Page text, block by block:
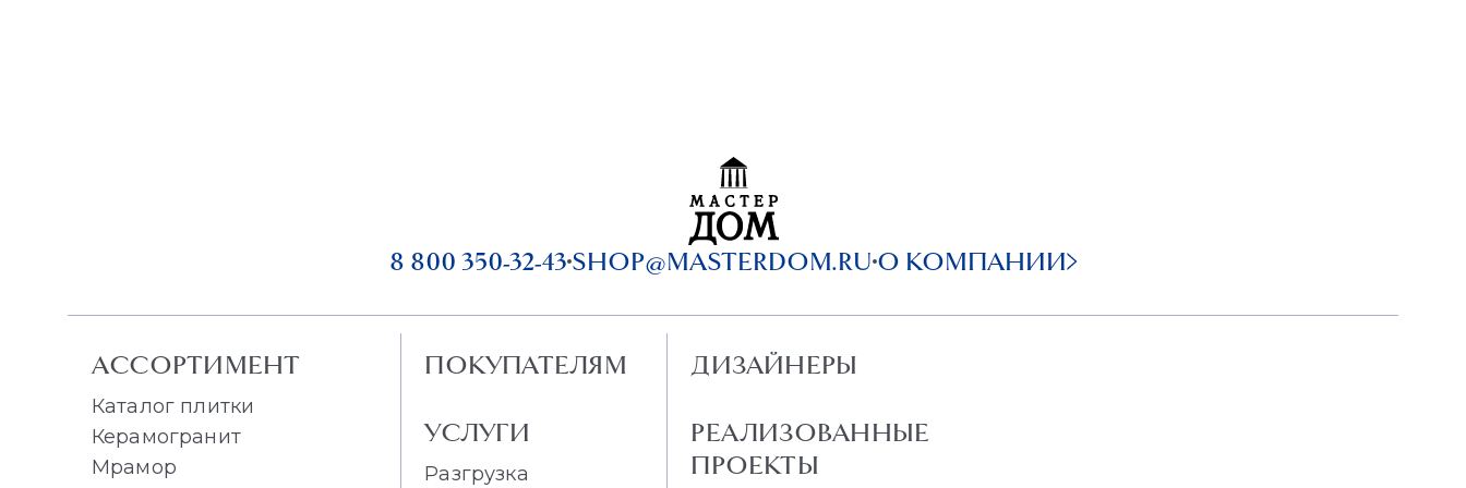
8 800 350-32-43SHOP@MASTERDOM.RUО КОМПАНИИ
АССОРТИМЕНТ
Каталог плитки
Керамогранит
Мрамор
ПОКУПАТЕЛЯМ
УСЛУГИ
Разгрузка
ДИЗАЙНЕРЫ
РЕАЛИЗОВАННЫЕ
ПРОЕКТЫ